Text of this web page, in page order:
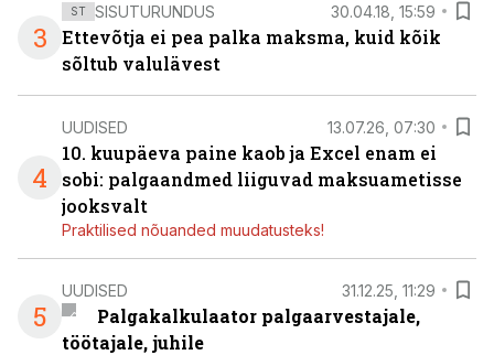
3
ST SISUTURUNDUS 30.04.18, 15:59
Ettevõtja ei pea palka maksma, kuid kõik
sõltub valulävest
4
UUDISED 13.07.26, 07:30
10. kuupäeva paine kaob ja Excel enam ei
sobi: palgaandmed liiguvad maksuametisse
jooksvalt
Praktilised nõuanded muudatusteks!
5
UUDISED 31.12.25, 11:29
Palgakalkulaator palgaarvestajale,
töötajale, juhile